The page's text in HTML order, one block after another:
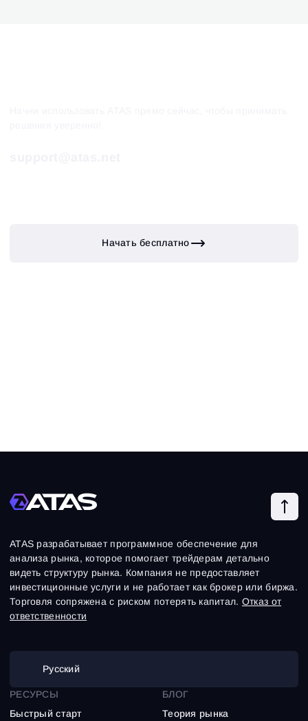
Начать бесплатно
ATAS разрабатывает программное обеспечение для
анализа рынка, которое помогает трейдерам детально
видеть структуру рынка. Компания не предоставляет
инвестиционные услуги и не работает как брокер или биржа.
Торговля сопряжена с риском потерять капитал. Отказ от
ответственности
Русский
РЕСУРСЫ
Быстрый старт
БЛОГ
Теория рынка